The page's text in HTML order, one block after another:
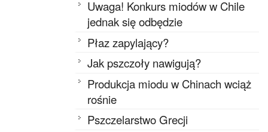
Uwaga! Konkurs miodów w Chile
jednak się odbędzie
Płaz zapylający?
Jak pszczoły nawigują?
Produkcja miodu w Chinach wciąż
rośnie
Pszczelarstwo Grecji